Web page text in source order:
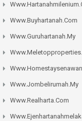
Www.buyhartanah.com
Www.guruhartanah.my
Www.jombelirumah.my
Www.realharta.com